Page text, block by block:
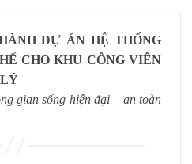
DỰ ÁN HỆ THỐNG
CHO KHU CÔNG VIÊN
gian sống hiện đại – an toàn